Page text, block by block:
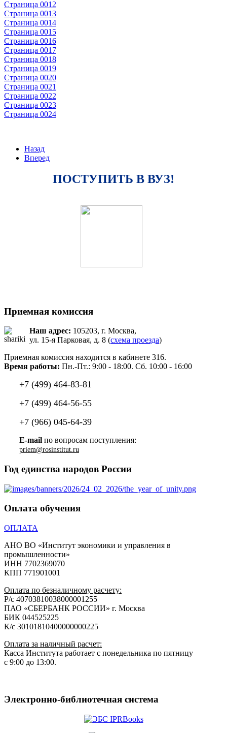
Страница 0012
Страница 0013
Страница 0014
Страница 0015
Страница 0016
Страница 0017
Страница 0018
Страница 0019
Страница 0020
Страница 0021
Страница 0022
Страница 0023
Страница 0024
Назад
Вперед
ПОСТУПИТЬ В ВУЗ!
Приемная комиссия
Наш адрес: 105203, г. Москва,
ул. 15-я Парковая, д. 8 (схема проезда)
Приемная комиссия находится в кабинете 316.
Время работы: Пн.-Пт.: 9:00 - 18:00. Сб. 10:00 - 16:00
+7 (499) 464-83-81
+7 (499) 464-56-55
+7 (966) 045-64-39
E-mail по вопросам поступления:
priem@rosinstitut.ru
Год единства народов России
Оплата обучения
ОПЛАТА
АНО ВО «Институт экономики и управления в
промышленности»
ИНН 7702369070
КПП 771901001
Оплата по безналичному расчету:
Р/с 40703810038000001255
ПАО «СБЕРБАНК РОССИИ» г. Москва
БИК 044525225
К/с 30101810400000000225
Оплата за наличный расчет:
Касса Института работает с понедельника по пятницу
с 9:00 до 13:00.
Электронно-библиотечная система